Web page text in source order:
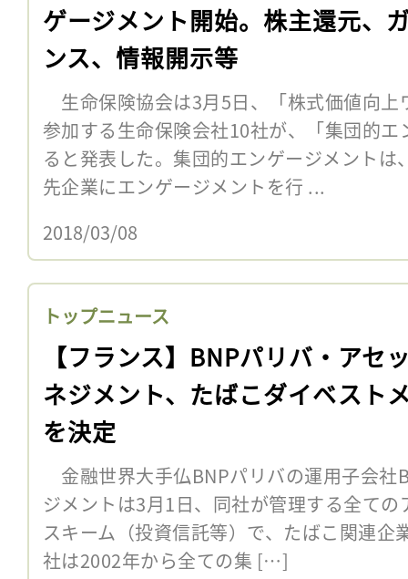
ゲージメント開始。株主還元、
ンス、情報開示等
生命保険協会は3月5日、「株式価値向上
参加する生命保険会社10社が、「集団的
ると発表した。集団的エンゲージメント
先企業にエンゲージメントを行 ...
2018/03/08
トップニュース
【フランス】BNPパリバ・アセ
ネジメント、たばこダイベスト
を決定
金融世界大手仏BNPパリバの運用子会社
ジメントは3月1日、同社が管理する全て
スキーム（投資信託等）で、たばこ関連企
社は2002年から全ての集 […]